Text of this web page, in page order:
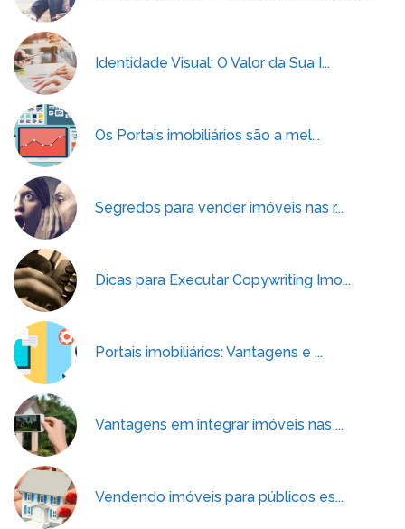
Identidade Visual: O Valor da Sua I...
Os Portais imobiliários são a mel...
Segredos para vender imóveis nas r...
Dicas para Executar Copywriting Imo...
Portais imobiliários: Vantagens e ...
Vantagens em integrar imóveis nas ...
Vendendo imóveis para públicos es...